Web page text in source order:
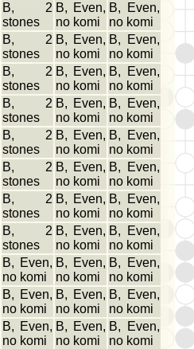
B, 2
stones
B, Even,
no komi
B, Even,
no komi
B, 2
stones
B, Even,
no komi
B, Even,
no komi
B, 2
stones
B, Even,
no komi
B, Even,
no komi
B, 2
stones
B, Even,
no komi
B, Even,
no komi
B, 2
stones
B, Even,
no komi
B, Even,
no komi
B, 2
stones
B, Even,
no komi
B, Even,
no komi
B, 2
stones
B, Even,
no komi
B, Even,
no komi
B, 2
stones
B, Even,
no komi
B, Even,
no komi
B, Even,
no komi
B, Even,
no komi
B, Even,
no komi
B, Even,
no komi
B, Even,
no komi
B, Even,
no komi
B, Even,
no komi
B, Even,
no komi
B, Even,
no komi